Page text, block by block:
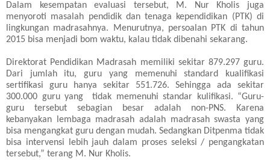
Dalam kesempatan evaluasi tersebut, M. Nur Kholis juga
menyoroti masalah pendidik dan tenaga kependidikan (PTK) di
lingkungan madrasahnya. Menurutnya, persoalan PTK di tahun
2015 bisa menjadi bom waktu, kalau tidak dibenahi sekarang.
Direktorat Pendidikan Madrasah memiliki sekitar 879.297 guru.
Dari jumlah itu, guru yang memenuhi standard kualifikasi
sertifikasi guru hanya sekitar 551.726. Sehingga ada sekitar
300.000 guru yang tidak memenuhi standar kulifikasi. “Guru-
guru tersebut sebagian besar adalah non-PNS. Karena
kebanyakan lembaga madrasah adalah madrasah swasta yang
bisa mengangkat guru dengan mudah. Sedangkan Ditpenma tidak
bisa intervensi lebih jauh dalam proses seleksi / pengangkatan
tersebut,” terang M. Nur Kholis.